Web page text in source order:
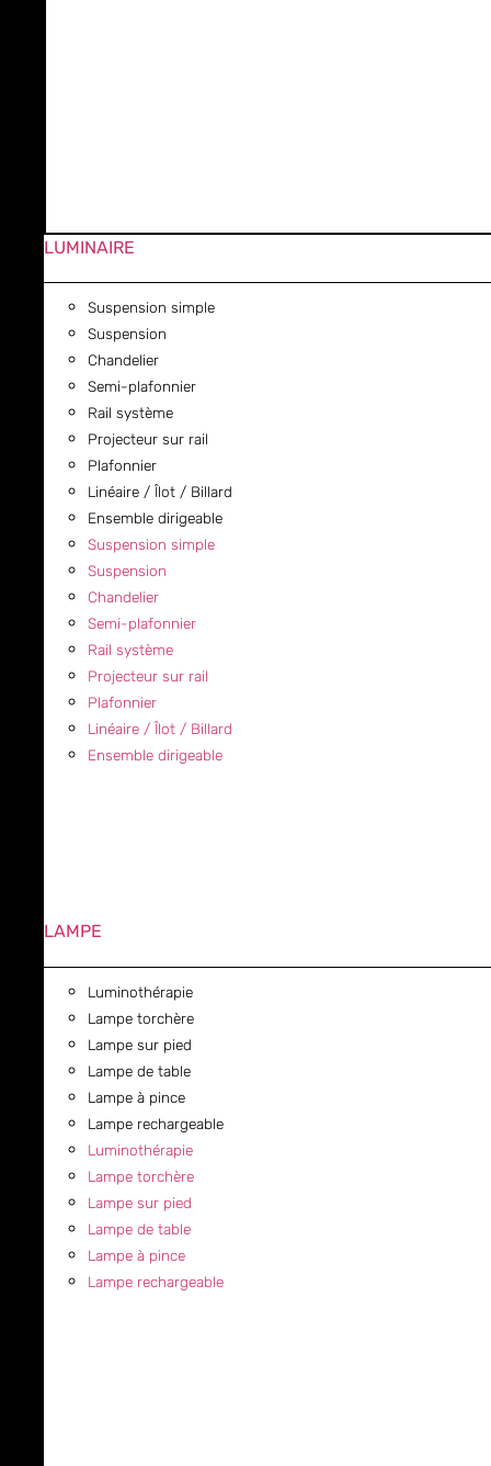
LUMINAIRE
Suspension simple
Suspension
Chandelier
Semi-plafonnier
Rail système
Projecteur sur rail
Plafonnier
Linéaire / Îlot / Billard
Ensemble dirigeable
Suspension simple
Suspension
Chandelier
Semi-plafonnier
Rail système
Projecteur sur rail
Plafonnier
Linéaire / Îlot / Billard
Ensemble dirigeable
LAMPE
Luminothérapie
Lampe torchère
Lampe sur pied
Lampe de table
Lampe à pince
Lampe rechargeable
Luminothérapie
Lampe torchère
Lampe sur pied
Lampe de table
Lampe à pince
Lampe rechargeable